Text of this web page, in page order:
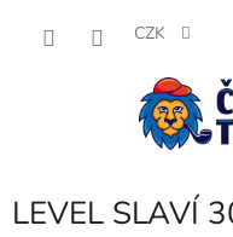
CZK
LEVEL SLAVÍ